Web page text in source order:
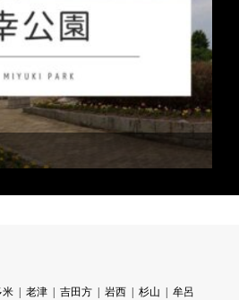
米 老津 吉田方 岩西 杉山
牟呂